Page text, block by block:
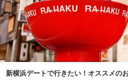
新横浜デートで行きたい！オススメの